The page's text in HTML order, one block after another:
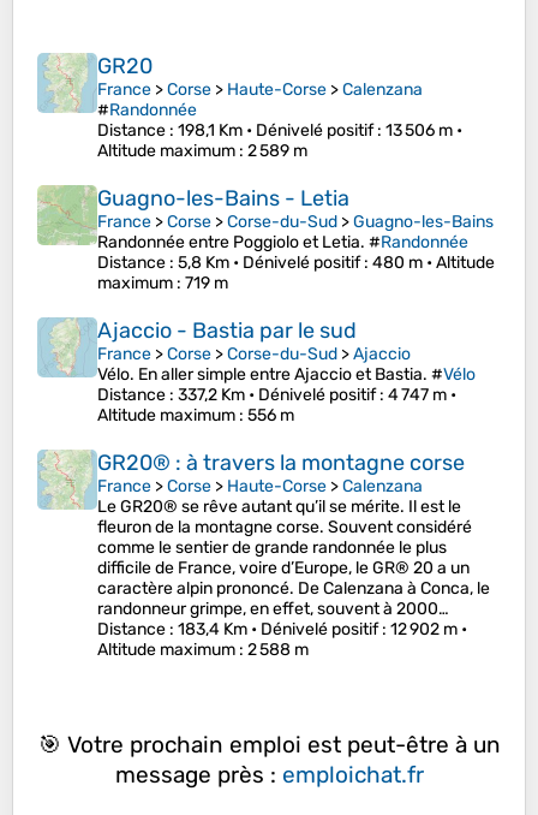
GR20
France >Corse > Haute-Corse >Calenzana
#Randonnée
Distance : 198,1 Km • Dénivelé positif: 13 506 m •
Altitude maximum : 2 589 m
Guagno-les-Bains - Letia
France >Corse >Corse-du-Sud >Guagno-les-Bains
Randonnée entre Poggiolo et Letia. #Randonnée
Distance : 5,8 Km • Dénivelé positif: 480 m •Altitude
maximum : 719 m
Ajaccio - Bastia par le sud
France >Corse >Corse-du-Sud >Ajaccio
Vélo. En aller simple entre Ajaccio et Bastia. #Vélo
Distance : 337,2 Km • Dénivelé positif: 4 747 m •
Altitude maximum : 556 m
GR20® : à travers la montagne corse
France >Corse > Haute-Corse >Calenzana
Le GR20® se rêve autant qu’il se mérite. Il est le
fleuron de la montagne corse. Souvent considéré
comme le sentier de grande randonnée le plus
difficile de France, voire d’Europe, le GR® 20 a un
caractère alpin prononcé. De Calenzana à Conca, le
randonneur grimpe, en effet, souvent à 2000…
Distance : 183,4 Km • Dénivelé positif: 12 902 m •
Altitude maximum : 2 588 m
🎯 Votre prochain emploi est peut-être à un
message près : emploichat.fr